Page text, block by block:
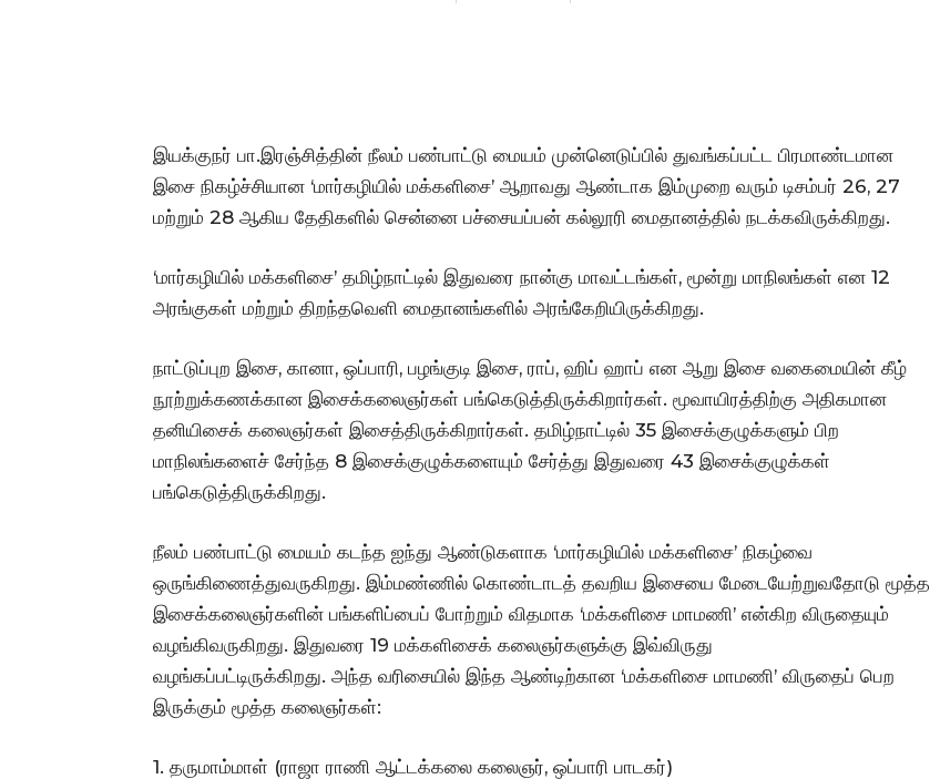
இயக்குநர் பா.இரஞ்சித்தின் நீலம் பண்பாட்டு மையம் முன்னெடுப்பில் துவங்கப்பட்ட பிரமாண்டமான
இசை நிகழ்ச்சியான ‘மார்கழியில் மக்களிசை’ ஆறாவது ஆண்டாக இம்முறை வரும் டிசம்பர் 26, 27
மற்றும் 28 ஆகிய தேதிகளில் சென்னை பச்சையப்பன் கல்லூரி மைதானத்தில் நடக்கவிருக்கிறது.
‘மார்கழியில் மக்களிசை’ தமிழ்நாட்டில் இதுவரை நான்கு மாவட்டங்கள், மூன்று மாநிலங்கள் என 12
அரங்குகள் மற்றும் திறந்தவெளி மைதானங்களில் அரங்கேறியிருக்கிறது.
நாட்டுப்புற இசை, கானா, ஒப்பாரி, பழங்குடி இசை, ராப், ஹிப் ஹாப் என ஆறு இசை வகைமையின் கீழ்
நூற்றுக்கணக்கான இசைக்கலைஞர்கள் பங்கெடுத்திருக்கிறார்கள். மூவாயிரத்திற்கு அதிகமான
தனியிசைக் கலைஞர்கள் இசைத்திருக்கிறார்கள். தமிழ்நாட்டில் 35 இசைக்குழுக்களும் பிற
மாநிலங்களைச் சேர்ந்த 8 இசைக்குழுக்களையும் சேர்த்து இதுவரை 43 இசைக்குழுக்கள்
பங்கெடுத்திருக்கிறது.
நீலம் பண்பாட்டு மையம் கடந்த ஐந்து ஆண்டுகளாக ‘மார்கழியில் மக்களிசை’ நிகழ்வை
ஒருங்கிணைத்துவருகிறது. இம்மண்ணில் கொண்டாடத் தவறிய இசையை மேடையேற்றுவதோடு மூத்த
இசைக்கலைஞர்களின் பங்களிப்பைப் போற்றும் விதமாக ‘மக்களிசை மாமணி’ என்கிற விருதையும்
வழங்கிவருகிறது. இதுவரை 19 மக்களிசைக் கலைஞர்களுக்கு இவ்விருது
வழங்கப்பட்டிருக்கிறது. அந்த வரிசையில் இந்த ஆண்டிற்கான ‘மக்களிசை மாமணி’ விருதைப் பெற
இருக்கும் மூத்த கலைஞர்கள்:
1. தருமாம்மாள் (ராஜா ராணி ஆட்டக்கலை கலைஞர், ஒப்பாரி பாடகர்)